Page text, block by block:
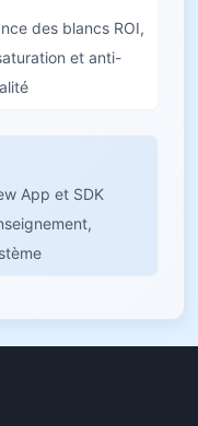
des blancs ROI,
et anti-
App et SDK